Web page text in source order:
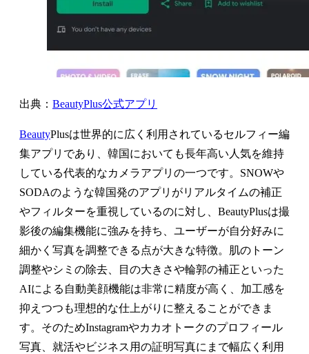
出典： BeautyPlus公式アプリ
BeautyPlusは世界的に広く利用されているセルフィー編
集アプリであり、韓国においても長年高い人気を維持
している代表的なカメラアプリの一つです。SNOWや
SODAのような韓国発のアプリがリアルタイムの補正
やフィルターを重視しているのに対し、BeautyPlusは撮
影後の編集機能に強みを持ち、ユーザーが自分好みに
細かく写真を調整できる点が大きな特徴。肌のトーン
調整やシミの除去、目の大きさや輪郭の補正といった
AIによる自動美顔機能は非常に精度が高く、加工感を
抑えつつも理想的な仕上がりに整えることができま
す。そのためInstagramやカカオトークのプロフィール
写真、就活やビジネス用の証明写真にまで幅広く利用